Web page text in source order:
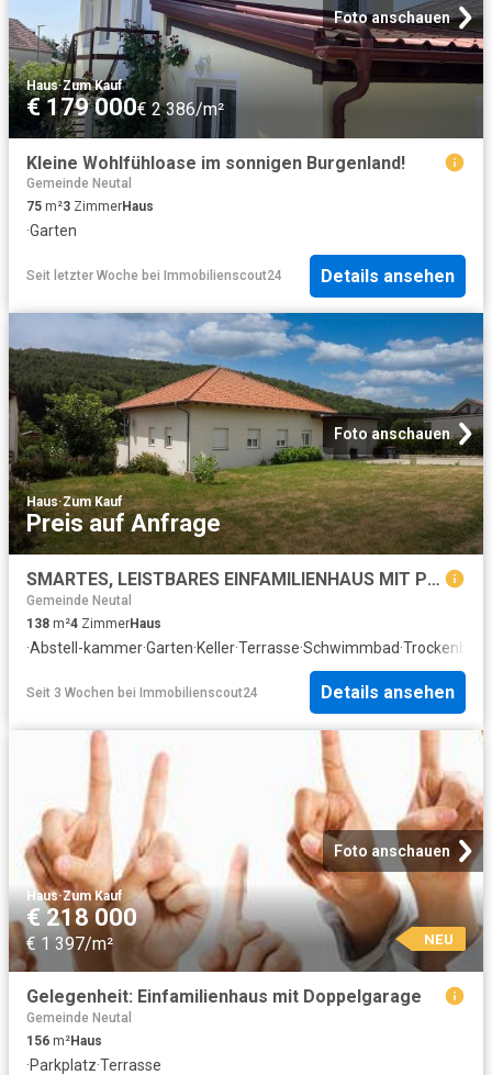
Foto anschauen
Haus·Zum Kauf
€ 179 000€ 2 386/m²
Kleine Wohlfühloase im sonnigen Burgenland!
Gemeinde Neutal
75 m²3 ZimmerHaus
·Garten
Seit letzter Woche bei Immobilienscout24 Details ansehen
Foto anschauen
Haus·Zum Kauf
Preis auf Anfrage
SMARTES, LEISTBARES EINFAMILIENHAUS MIT POOL UND GROSSEM GARTEN!
Gemeinde Neutal
138 m²4 ZimmerHaus
·Abstell-kammer·Garten·Keller·Terrasse·Schwimmbad·
Seit 3 Wochen bei Immobilienscout24 Details ansehen
Foto anschauen
Haus·Zum Kauf
€ 218 000
€ 1 397/m² NEU
Gelegenheit: Einfamilienhaus mit Doppelgarage
Gemeinde Neutal
156 m²Haus
·Parkplatz·Terrasse